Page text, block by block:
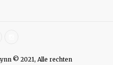
© 2021, Alle rechten